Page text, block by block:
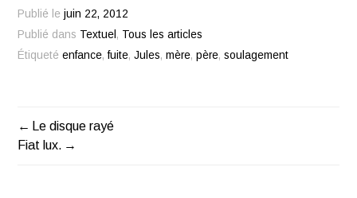
Publié lejuin 22, 2012
Publié dans Textuel , Tous les articles
Étiquetéenfance,fuite,Jules,mère,père,soulagement
Navigation
Le disque rayé
Fiat lux.